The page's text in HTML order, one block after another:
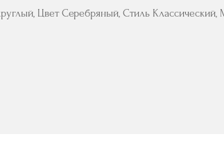
Цвет Серебряный, Стиль Классический,